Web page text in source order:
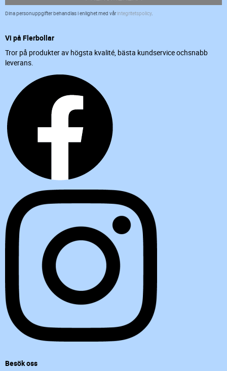
Dina personuppgifter behandlas i enlighet med vårintegritetspolicy.
Vi på Flerbollar
Tror på produkter av högsta kvalité, bästa kundservice ochsnabb
leverans.
Besök oss